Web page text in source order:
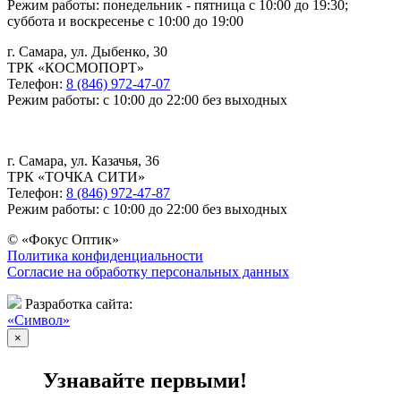
Режим работы: понедельник - пятница с 10:00 до 19:30;
суббота и воскресенье с 10:00 до 19:00
г. Самара, ул. Дыбенко, 30
ТРК «КОСМОПОРТ»
Телефон: 8 (846) 972-47-07
Режим работы: с 10:00 до 22:00 без выходных
г. Самара, ул. Казачья, 36
ТРК «ТОЧКА СИТИ»
Телефон: 8 (846) 972-47-87
Режим работы: с 10:00 до 22:00 без выходных
© «Фокус Оптик»
Политика конфиденциальности
Согласие на обработку персональных данных
Разработка сайта:
«Символ»
×
Узнавайте первыми!